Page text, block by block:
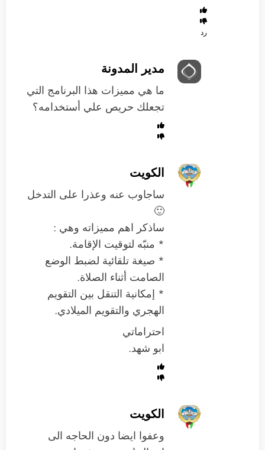
رد
مدير المدونة
ما هي مميزات هذا البرنامج التي
تجعلك حريص علي أستخدامه؟
الكويت
ساجاوب عنه وعذرا على التدخل
🙂
ساذكر اهم مميزاته وهي :
* منبّه لتوقيت الإقامة.
* صيغة تلقائية لضبط الوضع
الصامت أثناء الصلاة.
* إمكانية التنقل بين التقويم
الهجري والتقويم الميلادي.
احتراماتي
ابو شهد.
الكويت
وعفوا ايضا دون الحاجه الى